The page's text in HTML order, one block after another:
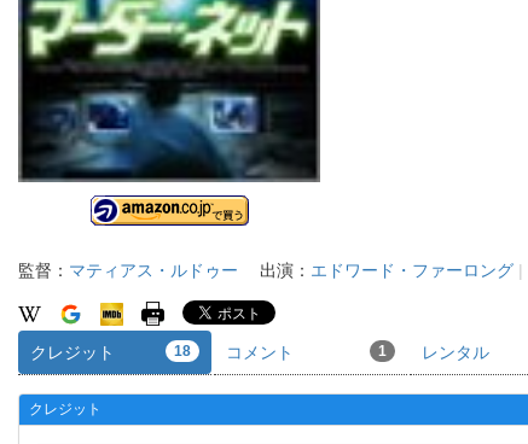
監督： マティアス・ルドゥー 出演： エドワード・ファーロング |
クレジット 18 コメント 1 レンタル
クレジット